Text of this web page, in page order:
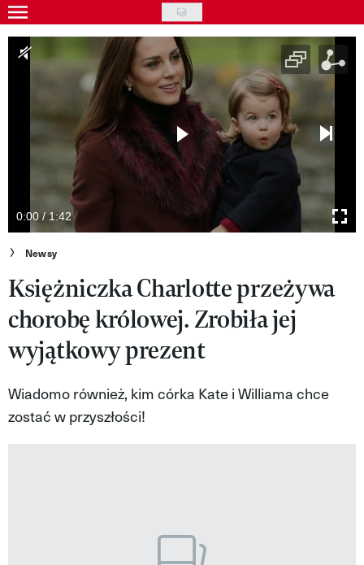
Skip
to
main
Gwiazdy
Uroda
Kultura
Wideo
Nasze akcje
VIVA!ART
VIVA!MODA
VIVA!MAN
0:00 / 1:42
Newsy
Księżniczka Charlotte przeżywa
chorobę królowej. Zrobiła jej
wyjątkowy prezent
Wiadomo również, kim córka Kate i Williama chce
zostać w przyszłości!